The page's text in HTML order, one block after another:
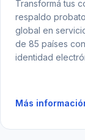
Transformá tus
respaldo
global en
de 85 países
identidad
Más